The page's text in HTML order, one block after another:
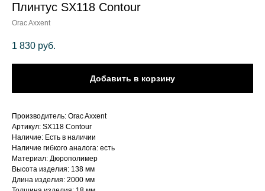
Плинтус SX118 Contour
Orac Axxent
1 830 руб.
Добавить в корзину
Производитель: Orac Axxent
Артикул: SX118 Contour
Наличие: Есть в наличии
Наличие гибкого аналога: есть
Материал: Дюрополимер
Высота изделия: 138 мм
Длина изделия: 2000 мм